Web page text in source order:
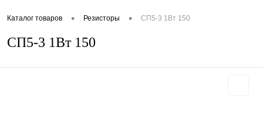
Каталог товаров • Резисторы • СП5-3 1Вт 150
СП5-3 1Вт 150